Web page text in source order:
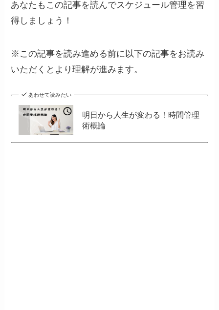
あなたもこの記事を読んでスケジュール管理を習
得しましょう！
※この記事を読み進める前に以下の記事をお読み
いただくとより理解が進みます。
あわせて読みたい
明日から人生が変わる！時間管理
術概論